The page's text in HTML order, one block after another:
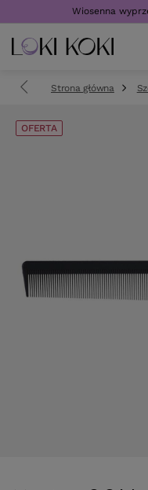
Wiosenna
Strona główna
OFERTA